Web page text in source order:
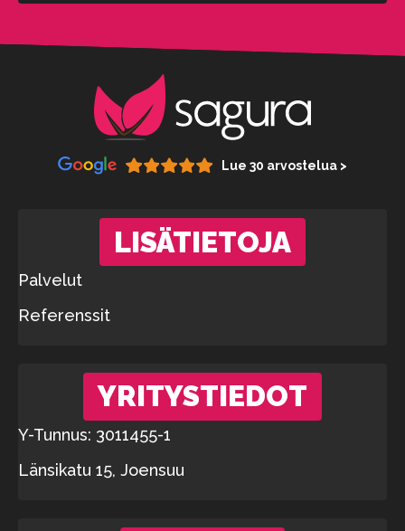
Lue 30 arvostelua >
LISÄTIETOJA
Palvelut
Referenssit
YRITYSTIEDOT
Y-Tunnus: 3011455-1
Länsikatu 15, Joensuu